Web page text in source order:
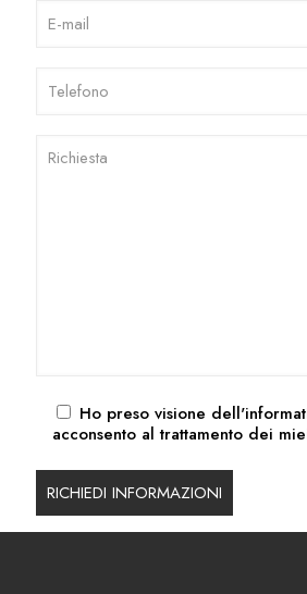
Ho preso visione dell'
acconsento al trattamento dei